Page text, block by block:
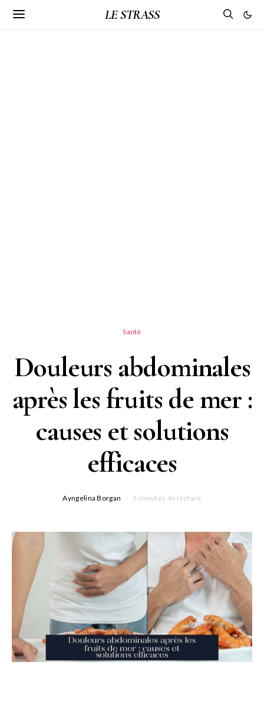
LE STRASS
Santé
Douleurs abdominales
après les fruits de mer :
causes et solutions
efficaces
Ayngelina Borgan 5 minutes de lecture